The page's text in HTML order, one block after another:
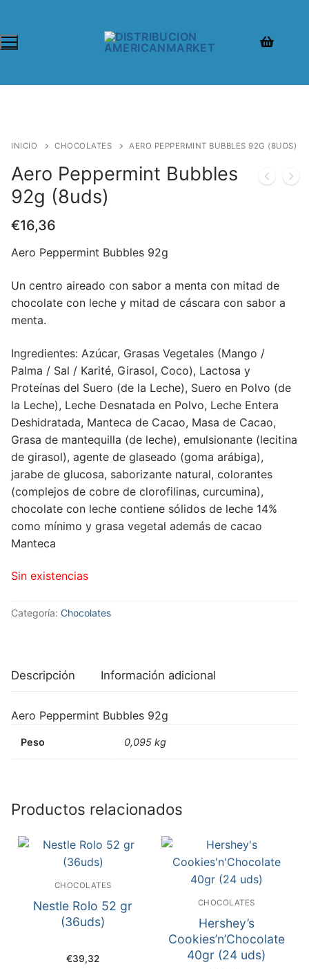
INICIO CHOCOLATES AERO PEPPERMINT BUBBLES 92G (8UDS)
Aero Peppermint Bubbles
92g (8uds)
€16,36
Aero Peppermint Bubbles 92g
Un centro aireado con sabor a menta con mitad de
chocolate con leche y mitad de cáscara con sabor a
menta.
Ingredientes: Azúcar, Grasas Vegetales (Mango /
Palma / Sal / Karité, Girasol, Coco), Lactosa y
Proteínas del Suero (de la Leche), Suero en Polvo (de
la Leche), Leche Desnatada en Polvo, Leche Entera
Deshidratada, Manteca de Cacao, Masa de Cacao,
Grasa de mantequilla (de leche), emulsionante (lecitina
de girasol), agente de glaseado (goma arábiga),
jarabe de glucosa, saborizante natural, colorantes
(complejos de cobre de clorofilinas, curcumina),
chocolate con leche contiene sólidos de leche 14%
como mínimo y grasa vegetal además de cacao
Manteca
Sin existencias
Categoría: Chocolates
Descripción Información adicional
Aero Peppermint Bubbles 92g
Peso 0,095 kg
Productos relacionados
CHOCOLATES
Nestle Rolo 52 gr
(36uds)
€39,32
CHOCOLATES
Hershey’s
Cookies’n’Chocolate
40gr (24 uds)